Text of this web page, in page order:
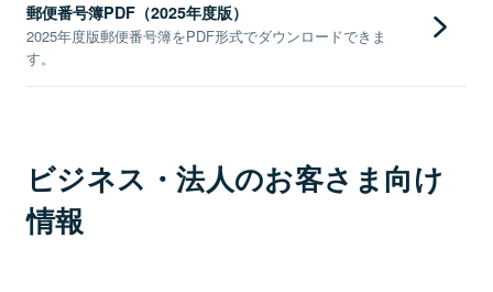
郵便番号簿PDF（2025年度版）
2025年度版郵便番号簿をPDF形式でダウンロードできま
す。
ビジネス・法人のお客さま向け
情報